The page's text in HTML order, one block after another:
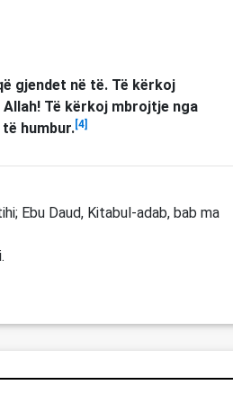
gjendet në të. Të kërkoj
Të kërkoj mbrojtje nga
humbur.[4]
Ebu Daud, Kitabul-adab, bab ma